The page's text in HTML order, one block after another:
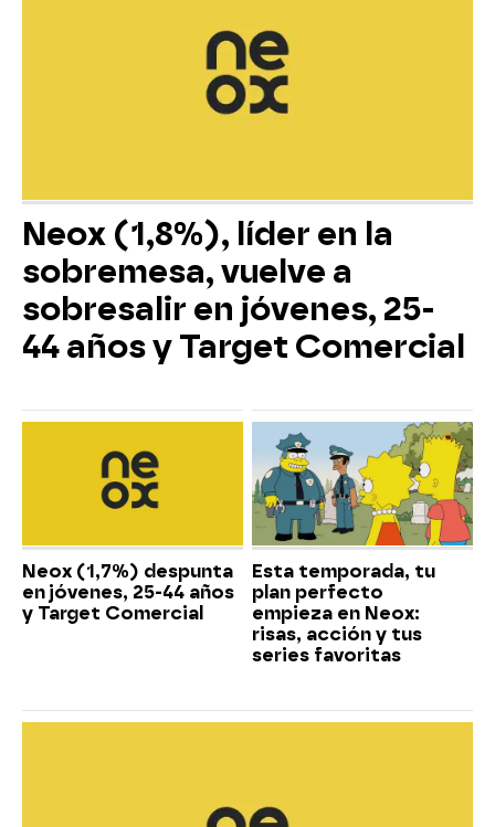
Neox (1,8%), líder en la
sobremesa, vuelve a
sobresalir en jóvenes, 25-
44 años y Target Comercial
Neox (1,7%) despunta
en jóvenes, 25-44 años
y Target Comercial
Esta temporada, tu
plan perfecto
empieza en Neox:
risas, acción y tus
series favoritas